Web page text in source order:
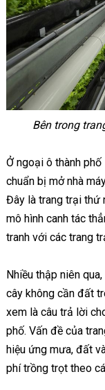
Bên trong
Ở ngoại ô thành
chuẩn bị mở nhà
Đây là trang trại thứ
mô hình canh tác
tranh với các trang
Nhiều thập niên
cây không cần đất
xem là câu trả lời
phố. Vấn đề của
hiệu ứng mưa, đất
phí trồng trọt theo